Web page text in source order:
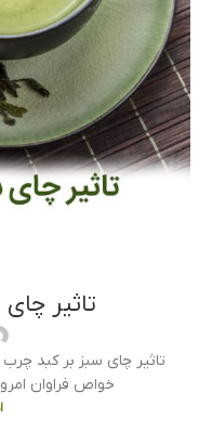
تاثیر
تاثیر چای سبز بر کبد
خواص فراوان